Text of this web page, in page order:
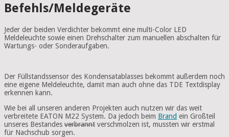
Befehls/Meldegeräte
Jeder der beiden Verdichter bekommt eine multi-Color LED
Meldeleuchte sowie einen Drehschalter zum manuellen abschalten für
Wartungs- oder Sonderaufgaben.
Der Füllstandssensor des Kondensatablasses bekommt außerdem noch
eine eigene Meldeleuchte, damit man auch ohne das TDE Textdisplay
erkennen kann.
Wie bei all unseren anderen Projekten auch nutzen wir das weit
verbreitete EATON M22 System. Da jedoch beim Brand ein Großteil
unseres Bestandes verbrannt verschmolzen ist, mussten wir erstmal
für Nachschub sorgen.